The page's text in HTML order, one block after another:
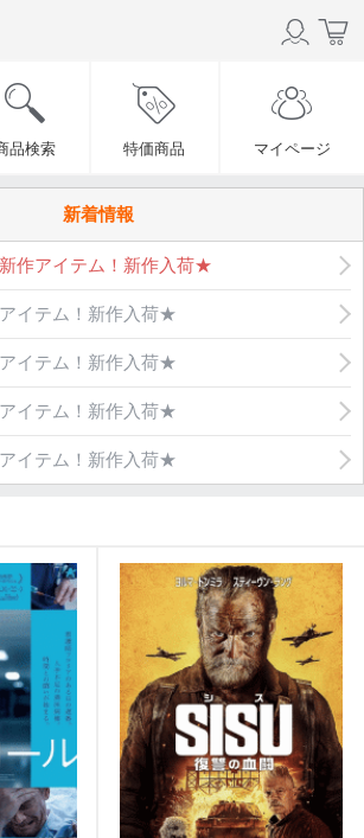
品検索 特価商品 マイページ
新着情報
作アイテム！新作入荷★
イテム！新作入荷★
イテム！新作入荷★
イテム！新作入荷★
イテム！新作入荷★